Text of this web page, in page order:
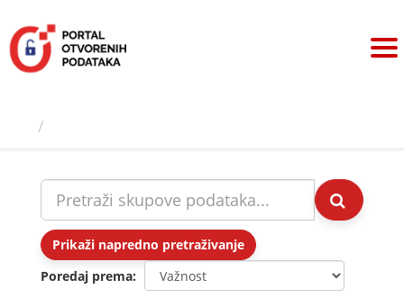
sadržaj
Prikaži napredno pretraživanje
Poredaj prema